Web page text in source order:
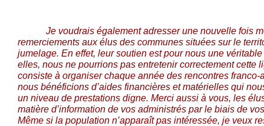
Je voudrais également adresser une nouvelle fois
remerciements aux élus des communes situées sur le
jumelage. En effet, leur soutien est pour nous une
elles, nous ne pourrions pas entretenir correctement cette
consiste à organiser chaque année des rencontres
nous bénéficions d’aides financières et matérielles qui
un niveau de prestations digne. Merci aussi à vous, les
matière d’information de vos administrés par le biais de
Même si la population n’apparaît pas intéressée, je veux